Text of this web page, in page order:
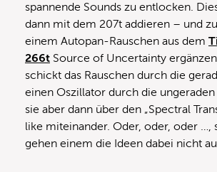
spannende Sounds zu entlocken.
dann mit dem 207t addieren – und
einem Autopan-Rauschen aus dem
266t Source of Uncertainty
schickt das Rauschen durch die
einen Oszillator durch die
sie aber dann über den „Spectral
like miteinander. Oder, oder, oder …,
gehen einem die Ideen dabei nicht